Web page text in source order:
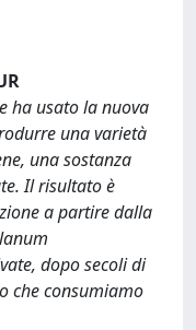
ha usato la nuova
una varietà
una sostanza
Il risultato è
a partire dalla
dopo secoli di
che consumiamo